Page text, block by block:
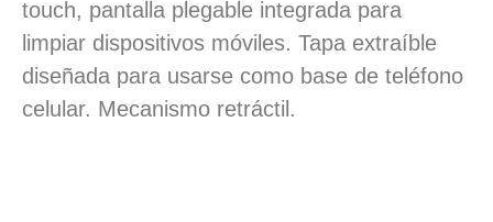
touch, pantalla plegable integrada para
limpiar dispositivos móviles. Tapa extraíble
diseñada para usarse como base de teléfono
celular. Mecanismo retráctil.